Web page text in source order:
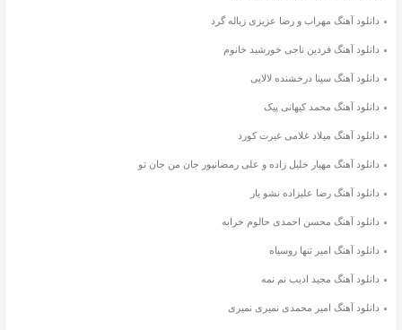
دانلود آهنگ مهراب و رضا عزیزی زباله گرد
دانلود آهنگ فردین ناجی خورشید خانوم
دانلود آهنگ سینا درخشنده لالایی
دانلود آهنگ محمد کیهانی پیک
دانلود آهنگ میلاد غلامی غیرت کورد
دانلود آهنگ مهیار خلیل زاده و علی رمضانپور جان من جان تو
دانلود آهنگ رضا علیزاده نشو یار
دانلود آهنگ محسن احمدی حالوم خرابه
دانلود آهنگ امیر تنها روسیاه
دانلود آهنگ مجید ادیب نم نمه
دانلود آهنگ امیر محمدی نمیری نمیری